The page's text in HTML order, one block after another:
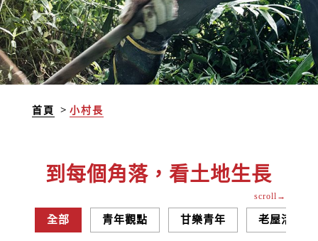
首頁 小村長
到每個角落，看土地生長
全部 青年觀點 甘樂青年 老屋活春術